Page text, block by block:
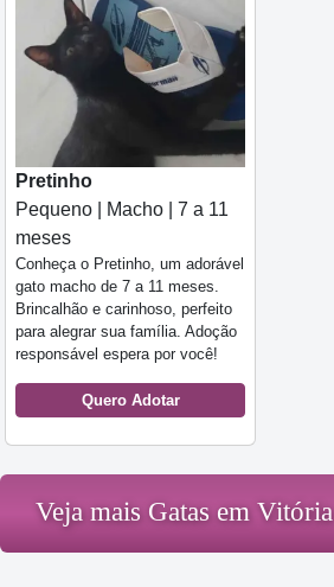
Pretinho
Pequeno | Macho | 7 a 11
meses
Conheça o Pretinho, um adorável
gato macho de 7 a 11 meses.
Brincalhão e carinhoso, perfeito
para alegrar sua família. Adoção
responsável espera por você!
Quero Adotar
Veja mais Gatas em Vitória